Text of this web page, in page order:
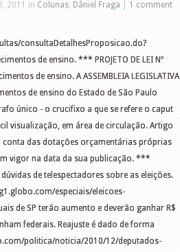
2011 in Colunas, Dâniel Fraga
1 comment
consultaDetalhesProposicao.do?
de ensino. *** PROJETO DE LEI Nº
de ensino. A ASSEMBLEIA LEGISLATIVA
de ensino do Estado de São Paulo
único - o crucifixo a que se refere o caput
visualização, em área de circulação. Artigo
conta das dotações orçamentárias próprias
vigor na data da sua publicação. ***
de telespectadores sobre as eleições.
especiais/eleicoes-
de SP terão aumento e deverão ganhar R$
federais. Reajuste é dado de forma
politica/noticia/2010/12/deputados-